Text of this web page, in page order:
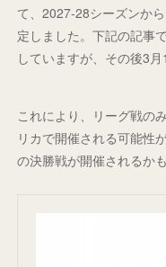
て、2027-28シーズンか
定しました。下記の記事
していますが、その後3
これにより、リーグ戦の
リカで開催される可能性
の決勝戦が開催されるか